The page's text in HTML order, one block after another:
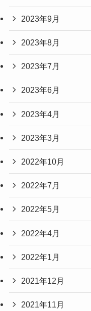
2023年9月
2023年8月
2023年7月
2023年6月
2023年4月
2023年3月
2022年10月
2022年7月
2022年5月
2022年4月
2022年1月
2021年12月
2021年11月